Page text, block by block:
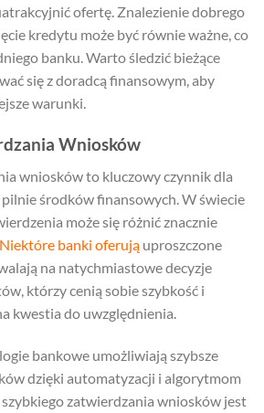
ofertę. Znalezienie dobrego
kredytu może być równie ważne, co
banku. Warto śledzić bieżące
się z doradcą finansowym, aby
warunki.
Wniosków
wniosków to kluczowy czynnik dla
środków finansowych. W świecie
może się różnić znacznie
Niektóre banki oferują uproszczone
na natychmiastowe decyzje
którzy cenią sobie szybkość i
kwestia do uwzględnienia.
bankowe umożliwiają szybsze
dzięki automatyzacji i algorytmom
zatwierdzania wniosków jest